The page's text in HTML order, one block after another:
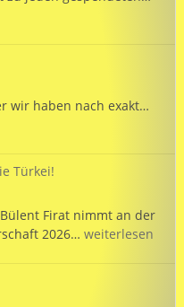
wir haben nach exakt…
Türkei!
Firat nimmt an der
2026… Bülent
weiterlesen